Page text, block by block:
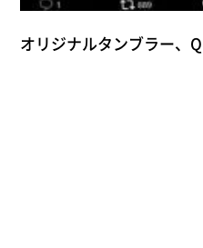
オリジナルタンブラー、